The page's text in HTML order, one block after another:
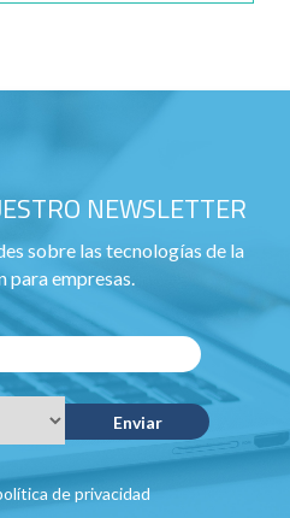
NEWSLETTER
sobre las tecnologías de la
para empresas.
de privacidad